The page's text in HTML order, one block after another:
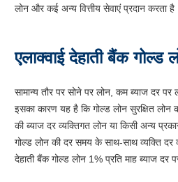
लोन और कई अन्य वित्तीय सेवाएं प्रदान करता
एलाक्वाई देहाती बैंक गोल्ड
सामान्य तौर पर सोने पर लोन, कम ब्याज दर
इसका कारण यह है कि गोल्ड लोन सुरक्षित लोन
की ब्याज दर व्यक्तिगत लोन या किसी अन्य
गोल्ड लोन की दर समय के साथ-साथ व्यक्ति दर
देहाती बैंक गोल्ड लोन 1% प्रति माह ब्याज दर